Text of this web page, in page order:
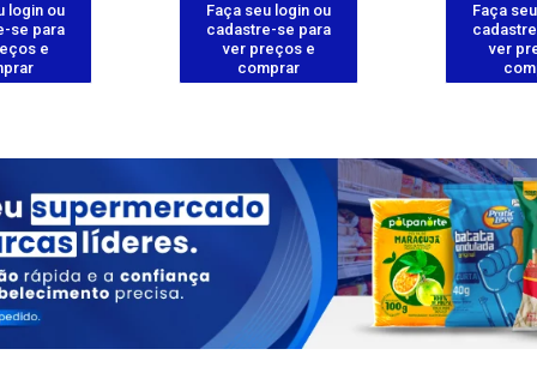
login ou
se para
e
Faça seu login ou
cadastre-se para
ver preços e
comprar
Faça
ver